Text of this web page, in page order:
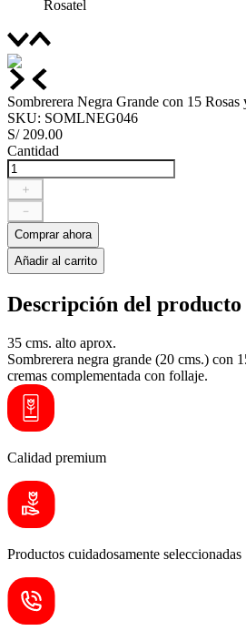
Sombrerera Negra Grande con 15
SKU: SOMLNEG046
S/ 209.00
Cantidad
＋
－
Comprar ahora
Añadir al carrito
Descripción del producto
35 cms. alto aprox.
Sombrerera negra grande (20 cms.) con
cremas complementada con follaje.
Calidad premium
Productos cuidadosamente seleccionadas